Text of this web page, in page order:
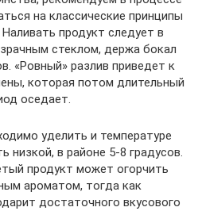
на классические принципы
продукт следует в
стеклом, держа бокал
«Ровный» разлив приведет к
которая потом длительный
оседает.
уделить и температуре
низкой, в районе 5-8 градусов.
продукт может огорчить
ароматом, тогда как
достаточного вкусового